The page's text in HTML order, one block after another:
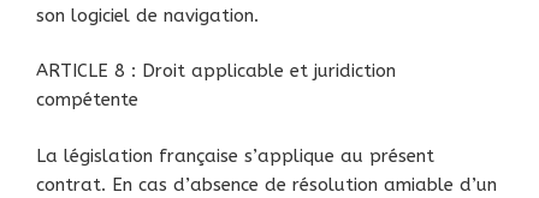
son logiciel de navigation.
ARTICLE 8 : Droit applicable et juridiction
compétente
La législation française s’applique au présent
contrat. En cas d’absence de résolution amiable d’un